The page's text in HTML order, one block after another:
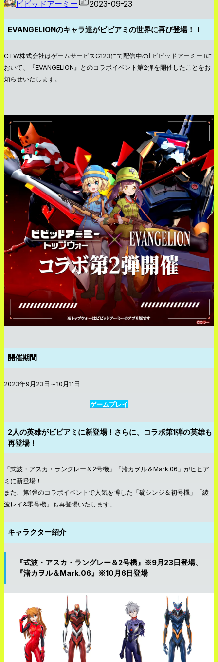
ビビッドアーミー 2023-09-23
EVANGELIONのキャラ達がビビアミの世界に再び登場！！
CTW株式会社はゲームサービスG123にて配信中の｢ビビッドアーミー｣に
おいて、『EVANGELION』とのコラボイベント第2弾を開催したことをお
知らせいたします。
開催期間
2023年9月23日～10月11日
ゲームプレイ
2人の英雄がビビアミに新登場！さらに、コラボ第1弾の英雄も
再登場！
「式波・アスカ・ラングレー＆2号機」「渚カヲル＆Mark.06」がビビア
ミに新登場！
また、第1弾のコラボイベントで人気を博した「碇シンジ＆初号機」「綾
波レイ&零号機」も再登場いたします。
キャラクター紹介
『式波・アスカ・ラングレー＆2号機』※9月23日登場、
『渚カヲル＆Mark.06』※10月6日登場